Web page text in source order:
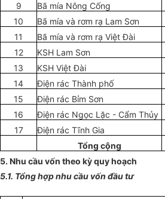
9
Bã mía Nông Cống
10
Bã mía và rơm rạ Lam Sơn
11
Bã mía và rơm rạ Việt Đài
12
KSH Lam Sơn
13
KSH Việt Đài
14
Điện rác Thành phố
15
Điện rác Bỉm Sơn
16
Điện rác Ngọc Lặc - Cẩm Thủy
17
Điện rác Tĩnh Gia
Tổng cộng
5. Nhu cầu vốn theo kỳ quy hoạch
5.1. Tổng hợp nhu cầu vốn đầu tư